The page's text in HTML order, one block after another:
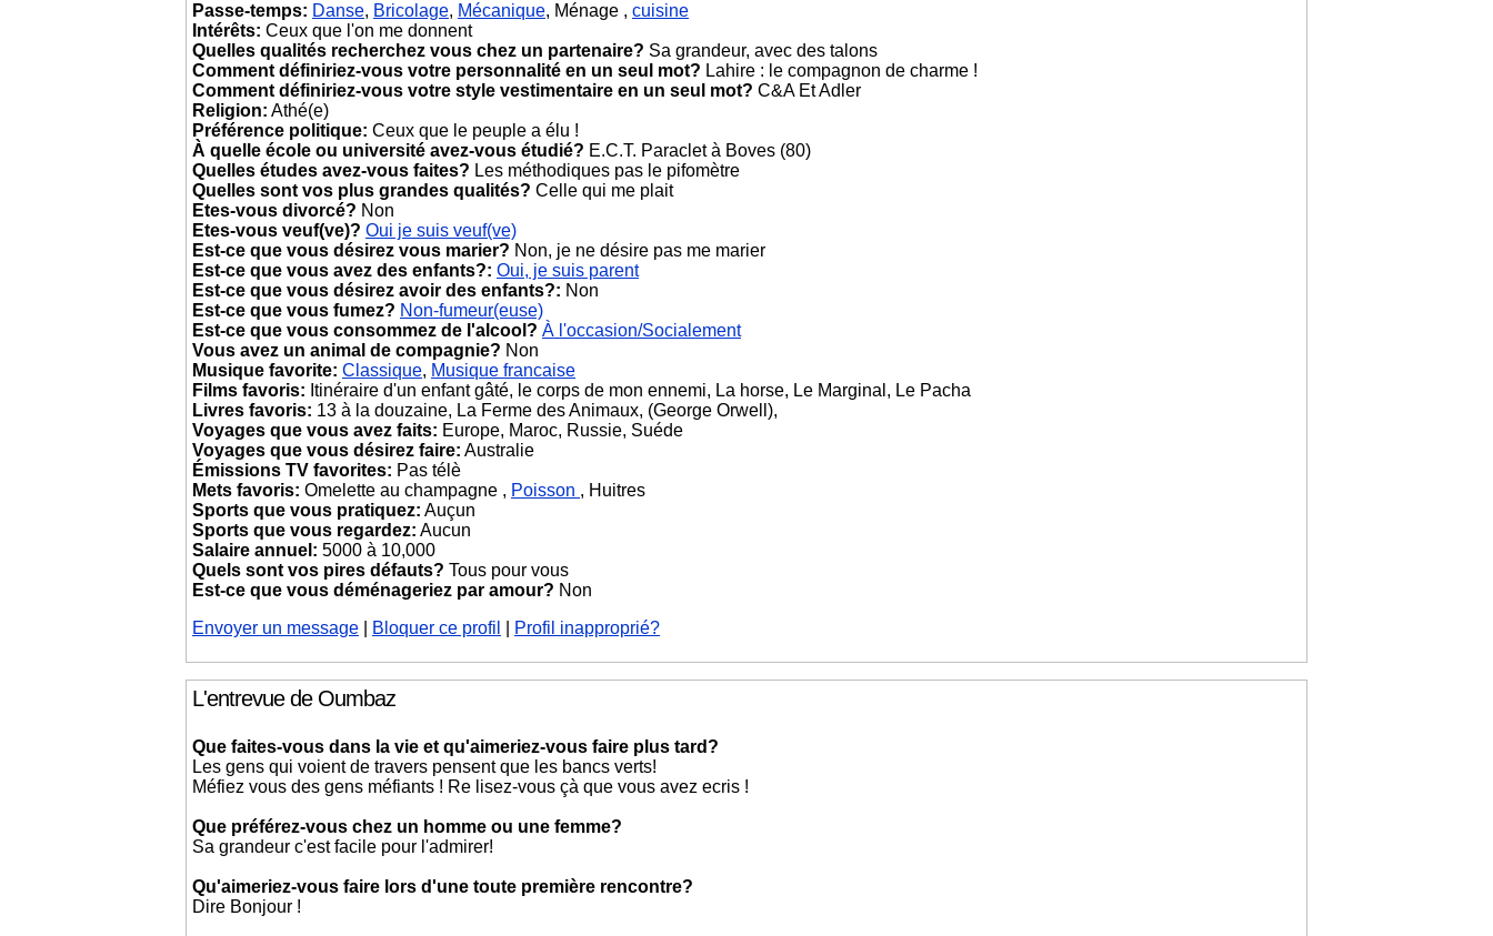
Passe-temps: Danse, Bricolage, Mécanique, Ménage , cuisine
Intérêts: Ceux que l'on me donnent
Quelles qualités recherchez vous chez un partenaire? Sa grandeur, avec des talons
Comment définiriez-vous votre personnalité en un seul mot? Lahire : le compagnon de charme !
Comment définiriez-vous votre style vestimentaire en un seul mot? C&A Et Adler
Religion: Athé(e)
Préférence politique: Ceux que le peuple a élu !
À quelle école ou université avez-vous étudié? E.C.T. Paraclet à Boves (80)
Quelles études avez-vous faites? Les méthodiques pas le pifomètre
Quelles sont vos plus grandes qualités? Celle qui me plait
Etes-vous divorcé? Non
Etes-vous veuf(ve)? Oui je suis veuf(ve)
Est-ce que vous désirez vous marier? Non, je ne désire pas me marier
Est-ce que vous avez des enfants?: Oui, je suis parent
Est-ce que vous désirez avoir des enfants?: Non
Est-ce que vous fumez? Non-fumeur(euse)
Est-ce que vous consommez de l'alcool? À l'occasion/Socialement
Vous avez un animal de compagnie? Non
Musique favorite: Classique, Musique francaise
Films favoris: Itinéraire d'un enfant gâté, le corps de mon ennemi, La horse, Le Marginal, Le Pacha
Livres favoris: 13 à la douzaine, La Ferme des Animaux, (George Orwell),
Voyages que vous avez faits: Europe, Maroc, Russie, Suéde
Voyages que vous désirez faire: Australie
Émissions TV favorites: Pas télè
Mets favoris: Omelette au champagne , Poisson , Huitres
Sports que vous pratiquez: Auçun
Sports que vous regardez: Aucun
Salaire annuel: 5000 à 10,000
Quels sont vos pires défauts? Tous pour vous
Est-ce que vous déménageriez par amour? Non
Envoyer un message
Bloquer ce profil Profil inapproprié?
L'entrevue de Oumbaz
Que faites-vous dans la vie et qu'aimeriez-vous faire plus tard?
Les gens qui voient de travers pensent que les bancs verts!
Méfiez vous des gens méfiants ! Re lisez-vous çà que vous avez ecris !
Que préférez-vous chez un homme ou une femme?
Sa grandeur c'est facile pour l'admirer!
Qu'aimeriez-vous faire lors d'une toute première rencontre?
Dire Bonjour !